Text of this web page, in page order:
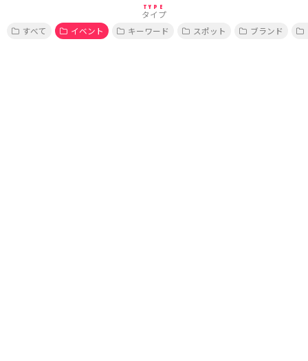
TYPE
タイプ
すべて
イベント キーワード スポット ブランド